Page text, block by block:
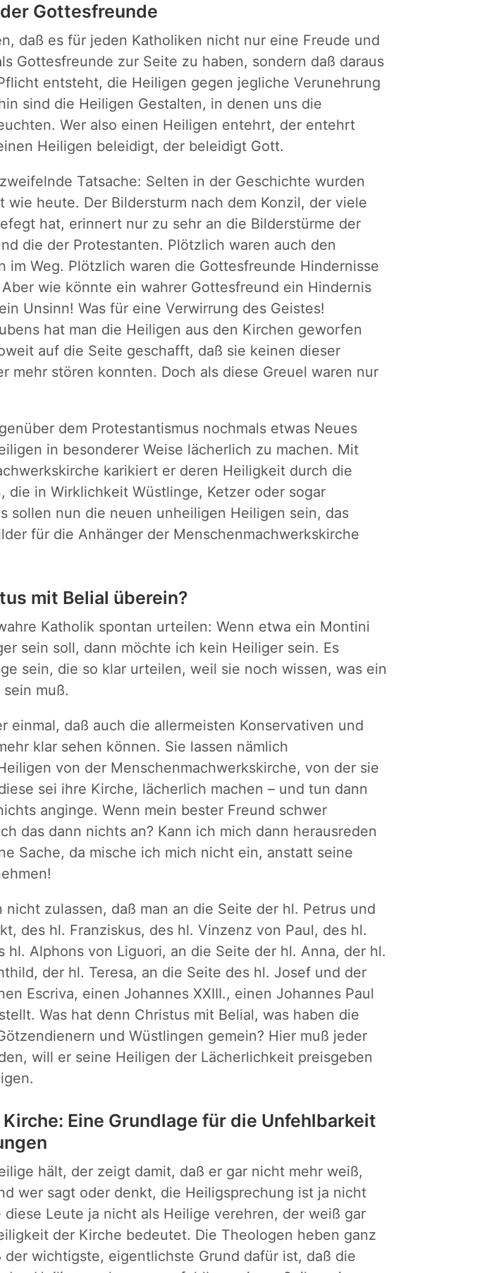
Gottesfreunde
daß es für jeden Katholiken nicht nur eine Freude und
Gottesfreunde zur Seite zu haben, sondern daß daraus
entsteht, die Heiligen gegen jegliche Verunehrung
sind die Heiligen Gestalten, in denen uns die
Wer also einen Heiligen entehrt, der entehrt
Heiligen beleidigt, der beleidigt Gott.
Tatsache: Selten in der Geschichte wurden
wie heute. Der Bildersturm nach dem Konzil, der viele
hat, erinnert nur zu sehr an die Bilderstürme der
die der Protestanten. Plötzlich waren auch den
im Weg. Plötzlich waren die Gottesfreunde Hindernisse
wie könnte ein wahrer Gottesfreund ein Hindernis
Unsinn! Was für eine Verwirrung des Geistes!
hat man die Heiligen aus den Kirchen geworfen
auf die Seite geschafft, daß sie keinen dieser
mehr stören konnten. Doch als diese Greuel waren nur
dem Protestantismus nochmals etwas Neues
in besonderer Weise lächerlich zu machen. Mit
karikiert er deren Heiligkeit durch die
die in Wirklichkeit Wüstlinge, Ketzer oder sogar
sollen nun die neuen unheiligen Heiligen sein, das
für die Anhänger der Menschenmachwerkskirche
mit Belial überein?
Katholik spontan urteilen: Wenn etwa ein Montini
sein soll, dann möchte ich kein Heiliger sein. Es
sein, die so klar urteilen, weil sie noch wissen, was ein
muß.
einmal, daß auch die allermeisten Konservativen und
klar sehen können. Sie lassen nämlich
von der Menschenmachwerkskirche, von der sie
sei ihre Kirche, lächerlich machen – und tun dann
anginge. Wenn mein bester Freund schwer
das dann nichts an? Kann ich mich dann herausreden
Sache, da mische ich mich nicht ein, anstatt seine
zulassen, daß man an die Seite der hl. Petrus und
des hl. Franziskus, des hl. Vinzenz von Paul, des hl.
hl. Alphons von Liguori, an die Seite der hl. Anna, der hl.
der hl. Teresa, an die Seite des hl. Josef und der
Escriva, einen Johannes XXIII., einen Johannes Paul
Was hat denn Christus mit Belial, was haben die
und Wüstlingen gemein? Hier muß jeder
will er seine Heiligen der Lächerlichkeit preisgeben
Eine Grundlage für die Unfehlbarkeit
hält, der zeigt damit, daß er gar nicht mehr weiß,
wer sagt oder denkt, die Heiligsprechung ist ja nicht
Leute ja nicht als Heilige verehren, der weiß gar
der Kirche bedeutet. Die Theologen heben ganz
der wichtigste, eigentlichste Grund dafür ist, daß die